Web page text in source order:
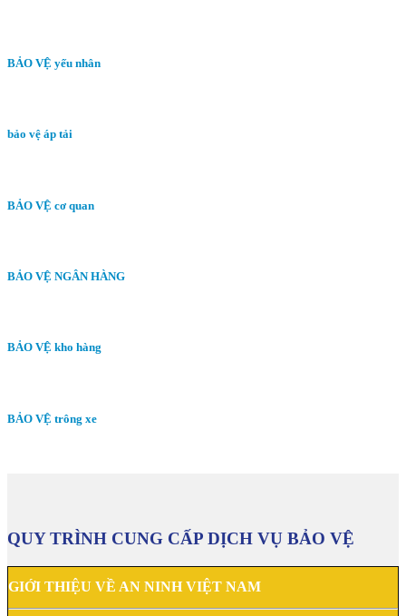
BẢO VỆ yếu nhân
bảo vệ áp tải
BẢO VỆ cơ quan
BẢO VỆ NGÂN HÀNG
BẢO VỆ kho hàng
BẢO VỆ trông xe
QUY TRÌNH CUNG CẤP DỊCH VỤ BẢO VỆ
GIỚI THIỆU VỀ AN NINH VIỆT NAM